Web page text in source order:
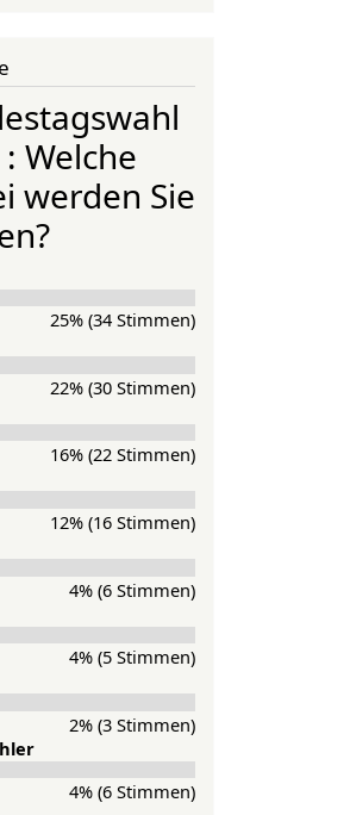
Welche
werden Sie
25% (34 Stimmen)
22% (30 Stimmen)
16% (22 Stimmen)
12% (16 Stimmen)
4% (6 Stimmen)
4% (5 Stimmen)
2% (3 Stimmen)
4% (6 Stimmen)